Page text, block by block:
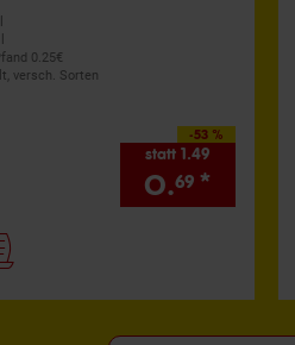
0.25€
versch. Sorten
-53 %
statt 1.49
0.69 *